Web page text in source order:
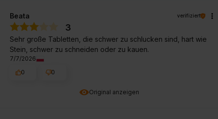
Original anzeigen
Beata verifiziert
3
Sehr große Tabletten, die schwer zu schlucken sind, hart wie
Stein, schwer zu schneiden oder zu kauen.
7/7/2026
0
0